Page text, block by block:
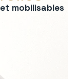
mobilisables